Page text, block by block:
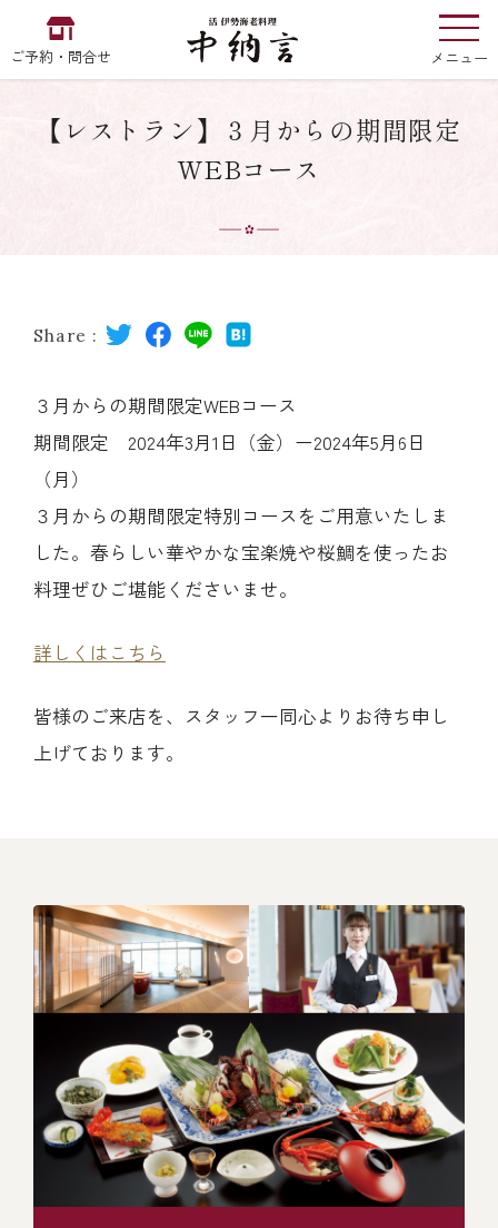
ご予約・問合せ メニュー
中納言 の お食い初め
用途・シーン
レストラン
オンライン通販
(ごちそう重/誕生日重/還暦重/お食い初め重)
(中納言/鉄板焼ひかり)
企業情報
プライバシーポリシー
ご意見・お問合せ
取引先エントリー
【レストラン】３月からの期間限定
WEBコース
Share :
３月からの期間限定WEBコース
期間限定 2024年3月1日（金）ー2024年5月6日
（月）
３月からの期間限定特別コースをご用意いたしま
した。春らしい華やかな宝楽焼や桜鯛を使ったお
料理ぜひご堪能くださいませ。
詳しくはこちら
皆様のご来店を、スタッフ一同心よりお待ち申し
上げております。